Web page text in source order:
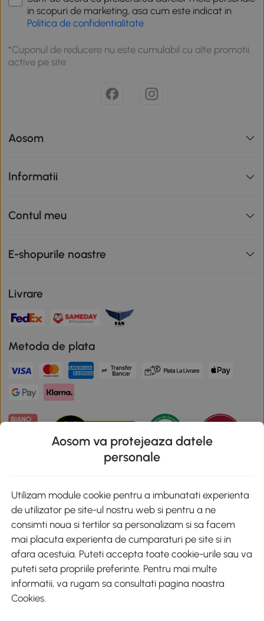
in scopuri de marketing, asa cum este indicat in
Politica de confidentialitate
*Cuponul de reducere nu este cumulabil cu alte promotii
active pe site
Aosom
Informatii
Contul meu
E-shopurile noastre
Livrare
Metoda de plata
Descarca aplicatia Aosom
Google Play
+40 312294730 clienti@aosom.ro
Romania, Bucureşti Sectorul 2, Str. Barbu Paris Mumuleanu, Nr. 30-
Aosom va protejeaza datele
personale
Utilizam module cookie pentru a imbunatati experienta
de utilizator pe site-ul nostru web si pentru a ne
consimti noua si tertilor sa personalizam si sa facem
mai placuta experienta de cumparaturi pe site si in
afara acestuia. Puteti accepta toate cookie-urile sau va
puteti seta propriile preferinte. Pentru mai multe
informatii, va rugam sa consultati pagina noastra
Cookies.